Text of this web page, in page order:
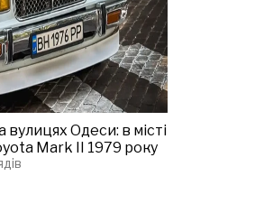
Одеси: в місті
Mark II 1979 року